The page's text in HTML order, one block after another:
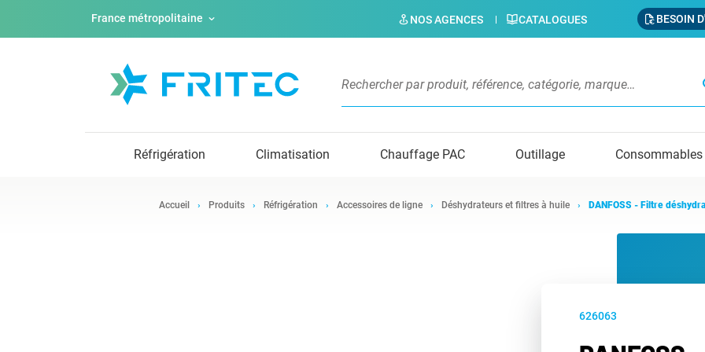
France métropolitaine NOS AGENCES CATALOGUES BESOIN
Réfrigération Climatisation Chauffage PAC Outillage Consommables
Accueil Produits Réfrigération Accessoires de ligne Déshydrateurs et filtres à huile DANFOSS - Filtre
626063